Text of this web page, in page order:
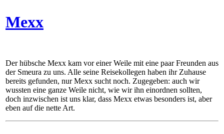
Mexx
Der hübsche Mexx kam vor einer Weile mit eine paar Freunden aus
der Smeura zu uns. Alle seine Reisekollegen haben ihr Zuhause
bereits gefunden, nur Mexx sucht noch. Zugegeben: auch wir
wussten eine ganze Weile nicht, wie wir ihn einordnen sollten,
doch inzwischen ist uns klar, dass Mexx etwas besonders ist, aber
eben auf die nette Art.